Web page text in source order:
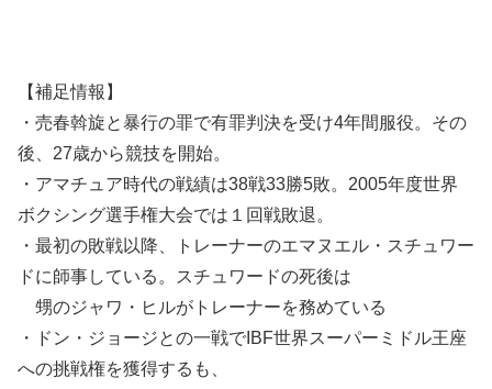
【補足情報】
・売春斡旋と暴行の罪で有罪判決を受け4年間服役。その
後、27歳から競技を開始。
・アマチュア時代の戦績は38戦33勝5敗。2005年度世界
ボクシング選手権大会では１回戦敗退。
・最初の敗戦以降、トレーナーのエマヌエル・スチュワー
ドに師事している。スチュワードの死後は
甥のジャワ・ヒルがトレーナーを務めている
・ドン・ジョージとの一戦でIBF世界スーパーミドル王座
への挑戦権を獲得するも、